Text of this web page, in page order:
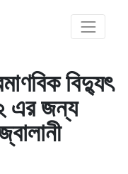
বিদ্যুৎ
এর জন্য